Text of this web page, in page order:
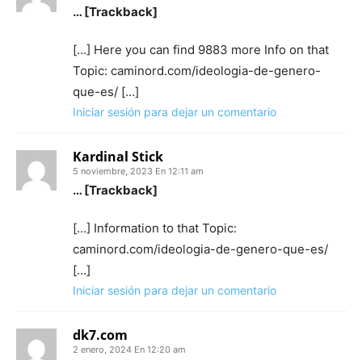
… [Trackback]
[…] Here you can find 9883 more Info on that
Topic: caminord.com/ideologia-de-genero-
que-es/ […]
Iniciar sesión para dejar un comentario
Kardinal Stick
5 noviembre, 2023 En 12:11 am
… [Trackback]
[…] Information to that Topic:
caminord.com/ideologia-de-genero-que-es/
[…]
Iniciar sesión para dejar un comentario
dk7.com
2 enero, 2024 En 12:20 am